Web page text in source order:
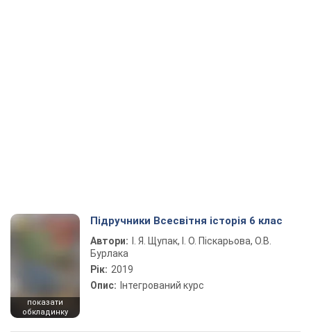
показати
обкладинку
Підручники Всесвітня історія 6 клас
Автори:
І. Я. Щупак, І. О. Піскарьова, О.В.
Бурлака
Рік: 2019
Опис: Інтегрований курс